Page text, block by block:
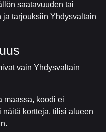
saatavuuden tai
ja tarjouksiin Yhdysvaltain
vain Yhdysvaltain
maassa, koodi ei
näitä kortteja, tilisi alueen